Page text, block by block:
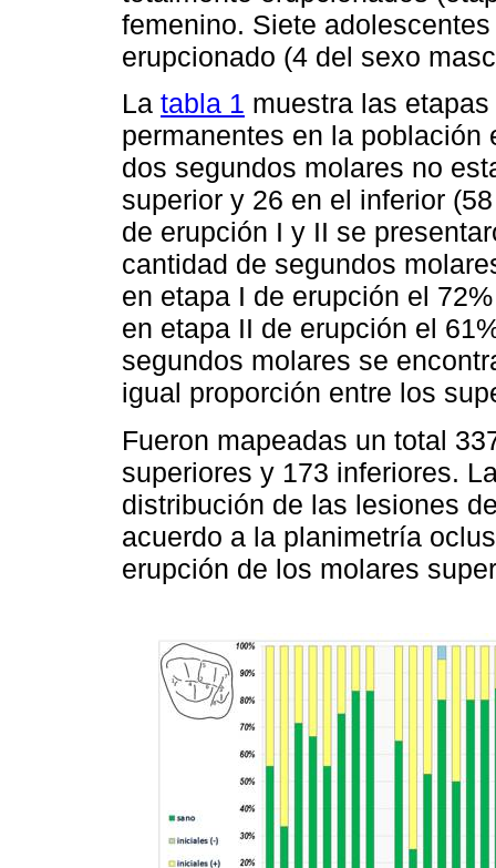
femenino. Siete
erupcionado (4 del sexo
La tabla 1 muestra las
permanentes en la
dos segundos molares no
superior y 26 en el inferior
de erupción I y II se
cantidad de segundos
en etapa I de erupción el
en etapa II de erupción el
segundos molares se
igual proporción entre los
Fueron mapeadas un total
superiores y 173 inferiores.
distribución de las lesiones
acuerdo a la planimetría
erupción de los molares